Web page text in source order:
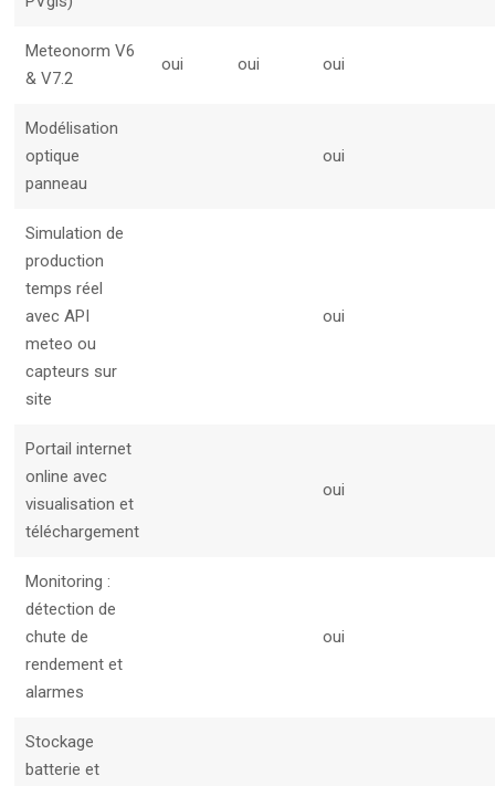
Meteonorm V6
& V7.2
oui oui oui
Modélisation
optique
panneau
oui
Simulation de
production
temps réel
avec API
meteo ou
capteurs sur
site
oui
Portail internet
online avec
visualisation et
téléchargement
oui
Monitoring :
détection de
chute de
rendement et
alarmes
oui
Stockage
batterie et